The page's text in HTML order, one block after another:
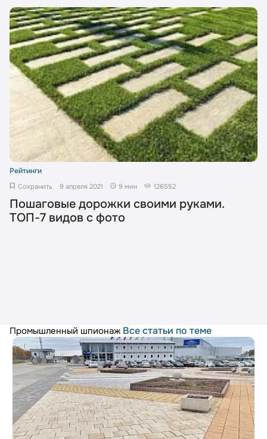
Рейтинги
Сохранить 9 апреля 2021 9 мин 126552
Пошаговые дорожки своими руками.
ТОП-7 видов с фото
Промышленный шпионаж Все статьи по теме